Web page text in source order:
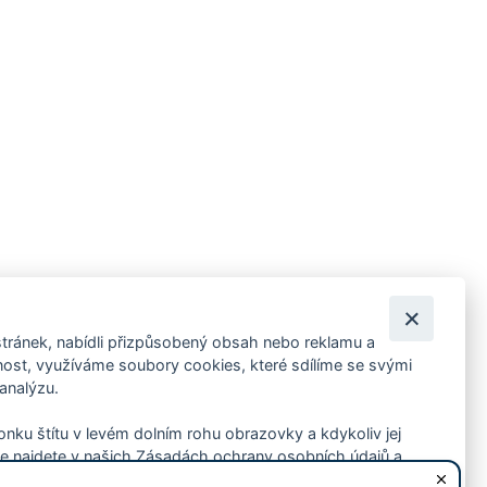
pozvánky na kulturní a sportovní akce?
nabídli přizpůsobený obsah nebo reklamu a
využíváme soubory cookies, které sdílíme se svými
štítu v levém dolním rohu obrazovky a kdykoliv jej
najdete v našich Zásadách ochrany osobních údajů a